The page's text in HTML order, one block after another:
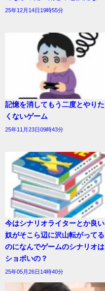
25年12月14日19時55分
記憶を消してもう二度とやりた
くないゲーム
25年11月23日09時43分
今はシナリオライターとか良い
奴がそこら辺に沢山転がってる
のになんでゲームのシナリオは
ショボいの？
25年05月26日14時40分